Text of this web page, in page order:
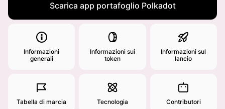
Scarica app portafoglio Polkadot
Informazioni
generali
Informazioni sui
token
Informazioni sul
lancio
Tabella di marcia Tecnologia Contributori